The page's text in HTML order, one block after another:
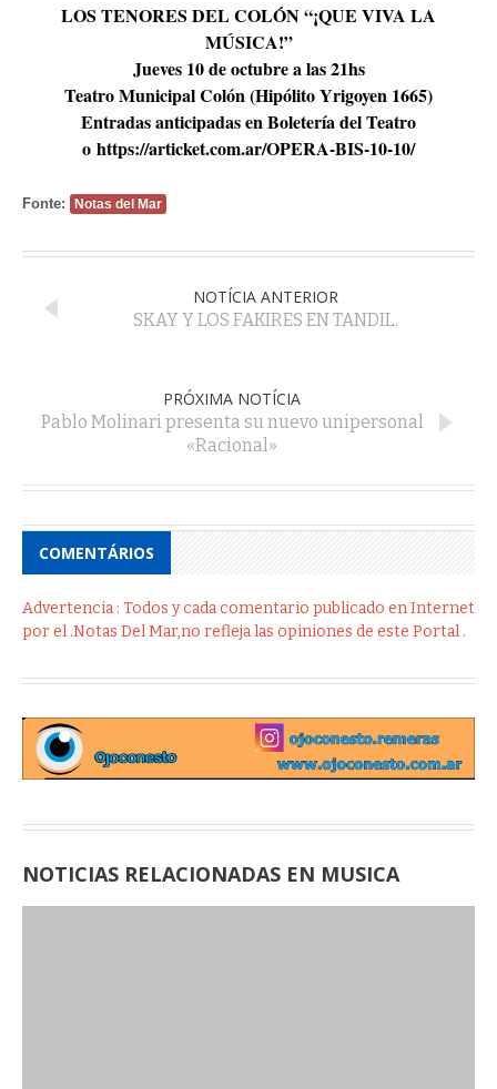
LOS TENORES DEL COLÓN “¡QUE VIVA LA
MÚSICA!”
Jueves 10 de octubre a las 21hs
Teatro Municipal Colón (Hipólito Yrigoyen 1665)
Entradas anticipadas en Boletería del Teatro
o https://articket.com.ar/OPERA-BIS-10-10/
Fonte: Notas del Mar
NOTÍCIA ANTERIOR
SKAY Y LOS FAKIRES EN TANDIL.
PRÓXIMA NOTÍCIA
Pablo Molinari presenta su nuevo unipersonal
«Racional»
COMENTÁRIOS
Advertencia : Todos y cada comentario publicado en Internet
por el .Notas Del Mar,no refleja las opiniones de este Portal .
NOTICIAS RELACIONADAS EN MUSICA